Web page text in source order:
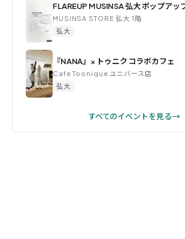
FLAREUP MUSINSA 弘大 ポップアッ
MUSINSA STORE 弘大 1階
弘大
『NANA』× トゥニク コラボカフェ
Cafe Toonique ユニバース店
弘大
すべてのイベントを見る →